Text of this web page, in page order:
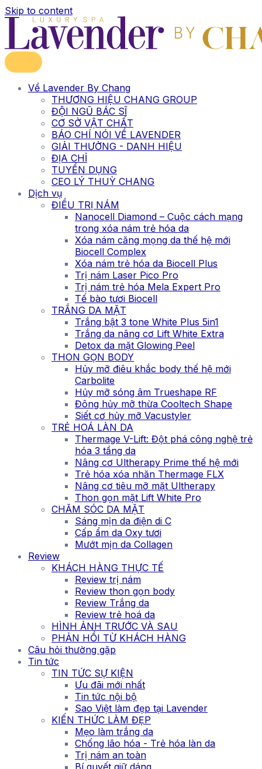
Skip to content
Về Lavender By Chang
THƯƠNG HIỆU CHANG GROUP
ĐỘI NGŨ BÁC SĨ
CƠ SỞ VẬT CHẤT
BÁO CHÍ NÓI VỀ LAVENDER
GIẢI THƯỞNG - DANH HIỆU
ĐỊA CHỈ
TUYỂN DỤNG
CEO LÝ THUỲ CHANG
Dịch vụ
ĐIỀU TRỊ NÁM
Nanocell Diamond – Cuộc cách mạng
trong xóa nám trẻ hóa da
Xóa nám căng mọng da thế hệ mới
Biocell Complex
Xóa nám trẻ hóa da Biocell Plus
Trị nám Laser Pico Pro
Trị nám trẻ hóa Mela Expert Pro
Tế bào tươi Biocell
TRẮNG DA MẶT
Trắng bật 3 tone White Plus 5in1
Trắng da nâng cơ Lift White Extra
Detox da mặt Glowing Peel
THON GỌN BODY
Hủy mỡ điêu khắc body thế hệ mới
Carbolite
Hủy mỡ sóng âm Trueshape RF
Đông hủy mỡ thừa Cooltech Shape
Siết cơ hủy mỡ Vacustyler
TRẺ HOÁ LÀN DA
Thermage V-Lift: Đột phá công nghệ trẻ
hóa 3 tầng da
Nâng cơ Ultherapy Prime thế hệ mới
Trẻ hóa xóa nhăn Thermage FLX
Nâng cơ tiêu mỡ mặt Ultherapy
Thon gọn mặt Lift White Pro
CHĂM SÓC DA MẶT
Sáng mịn da điện di C
Cấp ẩm da Oxy tươi
Mướt mịn da Collagen
Review
KHÁCH HÀNG THỰC TẾ
Review trị nám
Review thon gọn body
Review Trắng da
Review trẻ hoá da
HÌNH ẢNH TRƯỚC VÀ SAU
PHẢN HỒI TỪ KHÁCH HÀNG
Câu hỏi thường gặp
Tin tức
TIN TỨC SỰ KIỆN
Ưu đãi mới nhất
Tin tức nội bộ
Sao Việt làm đẹp tại Lavender
KIẾN THỨC LÀM ĐẸP
Mẹo làm trắng da
Chống lão hóa - Trẻ hóa làn da
Trị nám an toàn
Bí quyết giữ dáng